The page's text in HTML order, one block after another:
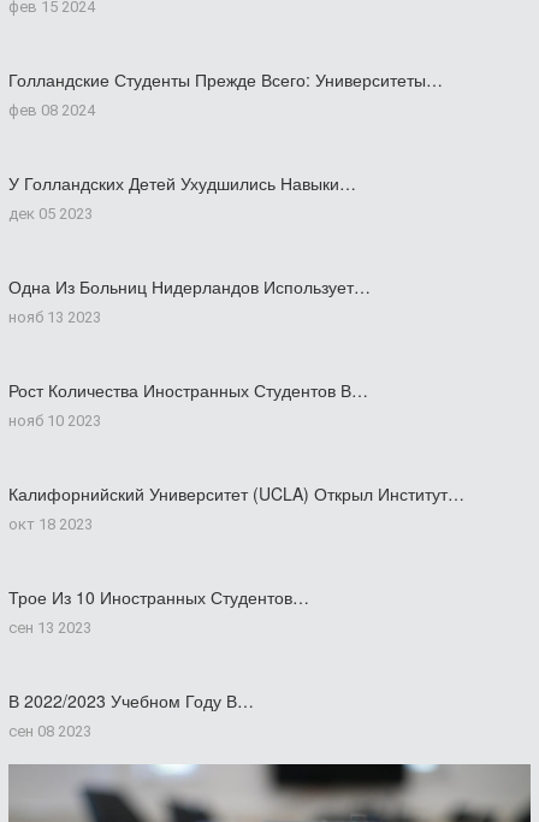
фев 15 2024
Голландские Студенты Прежде Всего: Университеты…
фев 08 2024
У Голландских Детей Ухудшились Навыки…
дек 05 2023
Одна Из Больниц Нидерландов Использует…
нояб 13 2023
Рост Количества Иностранных Студентов В…
нояб 10 2023
Калифорнийский Университет (UCLA) Открыл Институт…
окт 18 2023
Трое Из 10 Иностранных Студентов…
сен 13 2023
В 2022/2023 Учебном Году В…
сен 08 2023